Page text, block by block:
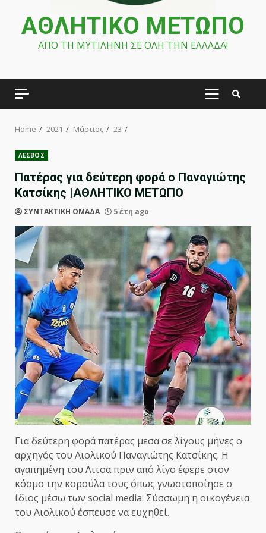
ΑΘΛΗΤΙΚΟ ΜΕΤΩΠΟ
ΑΠΟ ΤΗ ΜΥΤΙΛΗΝΗ ΣΕ ΟΛΗ ΤΗΝ ΕΛΛΑΔΑ!
PRIMARY
Home 2021 Μάρτιος 23
ΛΕΣΒΟΣ
Πατέρας για δεύτερη φορά ο Παναγιώτης
Κατσίκης |ΑΘΛΗΤΙΚΟ ΜΕΤΩΠΟ
ΣΥΝΤΑΚΤΙΚΗ ΟΜΑΔΑ 5 έτη ago
Για δεύτερη φορά πατέρας μεσα σε λίγους μήνες ο
αρχηγός του Αιολικού Παναγιώτης Κατσίκης. Η
αγαπημένη του Λιτσα πριν από λίγο έφερε στον
κόσμο την κορούλα τους όπως γνωστοποίησε ο
ίδιος μέσω των social media. Σύσσωμη η οικογένεια
του Αιολικού έσπευσε να ευχηθεί.